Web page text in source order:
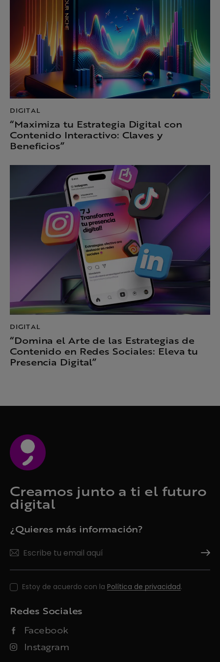
DIGITAL
“Maximiza tu Estrategia Digital con
Contenido Interactivo: Claves y
Beneficios”
DIGITAL
“Domina el Arte de las Estrategias de
Contenido en Redes Sociales: Eleva tu
Presencia Digital”
Creamos junto a ti el futuro
digital
¿Quieres más información?
Estoy de acuerdo con la Política de privacidad.
Redes Sociales
Facebook
Instagram